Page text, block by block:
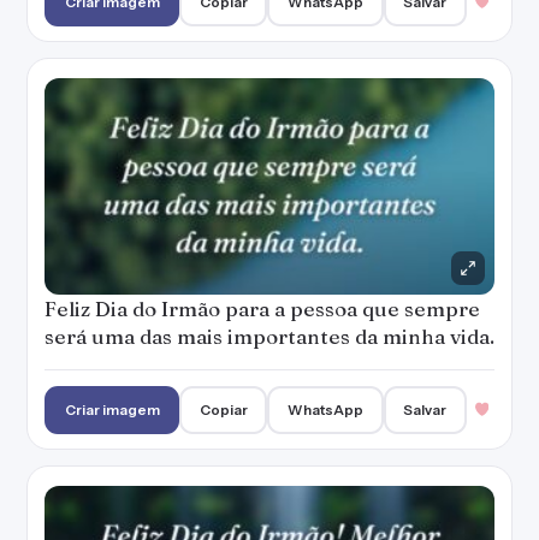
Feliz Dia do Irmão para a pessoa que sempre
será uma das mais importantes da minha vida.
Criar imagem Copiar WhatsApp Salvar